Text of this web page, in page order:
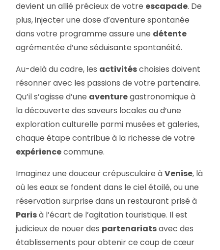
devient un allié précieux de votre escapade. De
plus, injecter une dose d’aventure spontanée
dans votre programme assure une détente
agrémentée d’une séduisante spontanéité.
Au-delà du cadre, les activitéschoisies doivent
résonner avec les passions de votre partenaire.
Qu’il s’agisse d’une aventuregastronomique à
la découverte des saveurs locales ou d’une
exploration culturelle parmi musées et galeries,
chaque étape contribue à la richesse de votre
expériencecommune.
Imaginez une douceur crépusculaire àVenise, là
où les eaux se fondent dans le ciel étoilé, ou une
réservation surprise dans un restaurant prisé à
Parisà l’écart de l’agitation touristique. Il est
judicieux de nouer des partenariatsavec des
établissements pour obtenir ce coup de cœur